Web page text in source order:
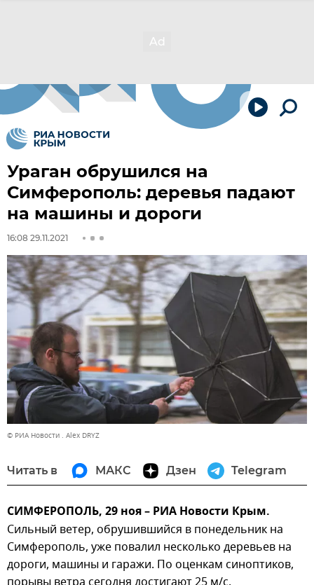
Ураган обрушился на
Симферополь: деревья падают
на машины и дороги
16:08 29.11.2021
© РИА Новости . Alex DRYZ
Читать в МАКС Дзен Telegram
СИМФЕРОПОЛЬ, 29 ноя – РИА Новости Крым.
Сильный ветер, обрушившийся в понедельник на
Симферополь, уже повалил несколько деревьев на
дороги, машины и гаражи. По оценкам синоптиков,